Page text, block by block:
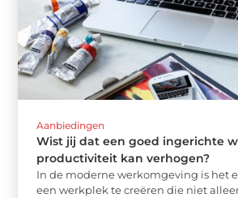
Aanbiedingen
Wist jij dat een goed ingerichte
productiviteit kan verhogen?
In de moderne werkomgeving is het
een werkplek te creëren die niet